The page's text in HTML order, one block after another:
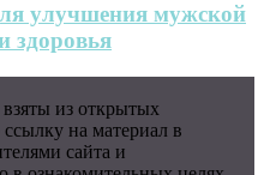
улучшения мужской
здоровья
из открытых
на материал в
сайта и